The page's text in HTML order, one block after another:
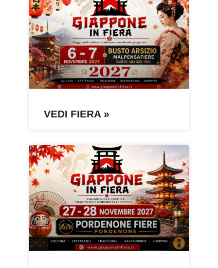
VEDI FIERA »